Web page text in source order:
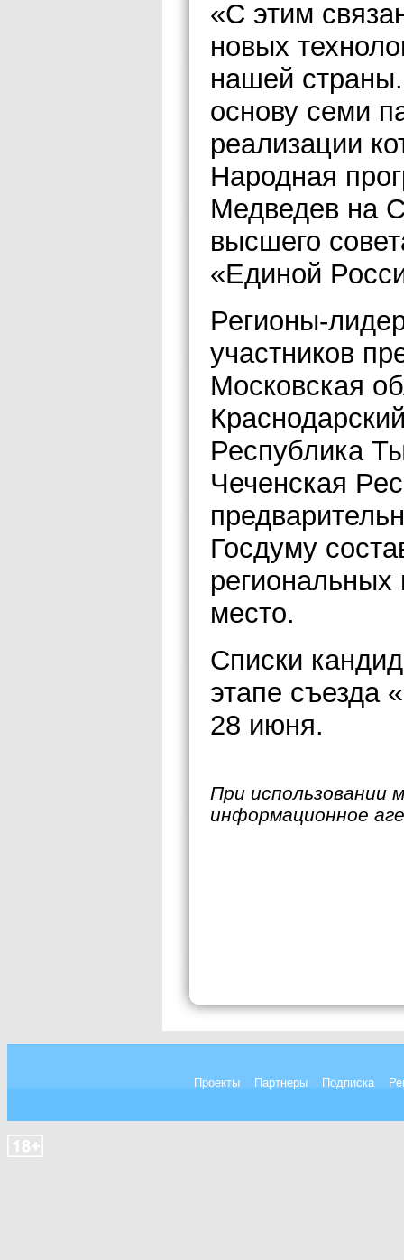
«С этим
новых
нашей
основу семи
реализации
Народная
Медведев на
высшего
«Единой
Регионы-
участников
Московская
Республика
Чеченская
Госдуму
место.
Списки
этапе съезда
28 июня.
При использовании
информационное
Проекты Партнеры Подписка